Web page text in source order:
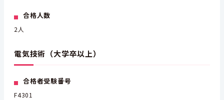
合格人数
2人
電気技術（大学卒以上）
合格者受験番号
F4301